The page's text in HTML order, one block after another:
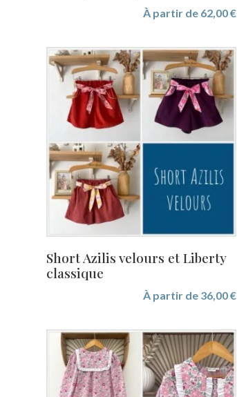
À partir de 62,00€
Short Azilis velours et Liberty
classique
À partir de 36,00€